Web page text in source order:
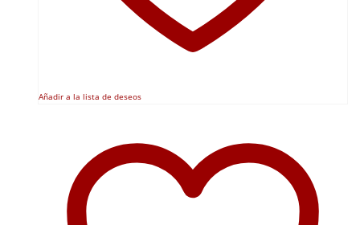
Añadir a la lista de deseos